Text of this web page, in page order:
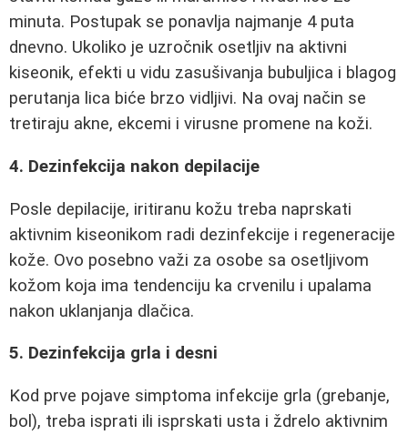
minuta. Postupak se ponavlja najmanje 4 puta
dnevno. Ukoliko je uzročnik osetljiv na aktivni
kiseonik, efekti u vidu zasušivanja bubuljica i blagog
perutanja lica biće brzo vidljivi. Na ovaj način se
tretiraju akne, ekcemi i virusne promene na koži.
4. Dezinfekcija nakon depilacije
Posle depilacije, iritiranu kožu treba naprskati
aktivnim kiseonikom radi dezinfekcije i regeneracije
kože. Ovo posebno važi za osobe sa osetljivom
kožom koja ima tendenciju ka crvenilu i upalama
nakon uklanjanja dlačica.
5. Dezinfekcija grla i desni
Kod prve pojave simptoma infekcije grla (grebanje,
bol), treba isprati ili isprskati usta i ždrelo aktivnim